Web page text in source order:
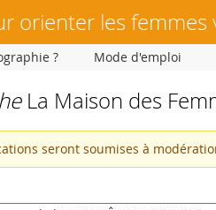
orienter les femmes
La Maison des
seront soumises à
? Mode d'emploi